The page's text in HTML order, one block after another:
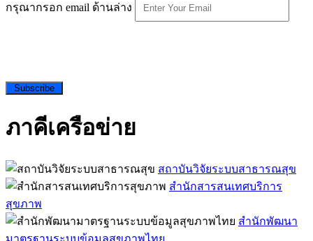
กรุณากรอก email ด้านล่าง
Subscribe
ภาคีเครือข่าย
สถาบันวิจัยระบบสาธารณสุข
สำนักสารสนเทศบริการ
สุขภาพ
สำนักพัฒนา
มาตรฐานระบบข้อมูลสุขภาพไทย